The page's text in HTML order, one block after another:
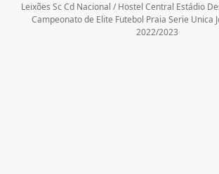
Leixões Sc Cd Nacional / Hostel Central Estádio
Campeonato de Elite Futebol Praia Serie Unica
2022/2023